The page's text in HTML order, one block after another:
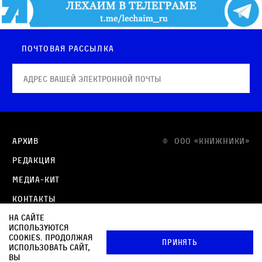
Почтовая рассылка
© OOO «КНИЖНИКИ»
Архив
Редакция
Медиа-кит
Контакты
Политика в отношении обработки персональных
данных
Политика обработки файлов cookie
На сайте
используются
cookies. Продолжая
использовать сайт,
вы
Принять